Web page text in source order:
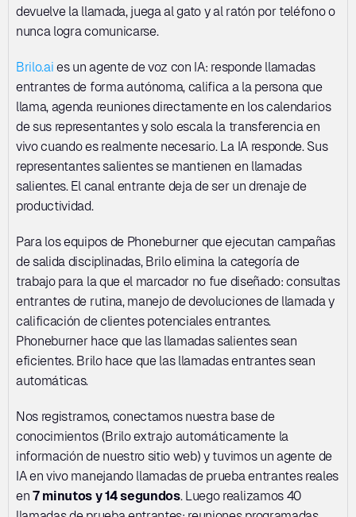
devuelve la llamada, juega al gato y al ratón por teléfono o
nunca logra comunicarse.
Brilo.ai es un agente de voz con IA: responde llamadas
entrantes de forma autónoma, califica a la persona que
llama, agenda reuniones directamente en los calendarios
de sus representantes y solo escala la transferencia en
vivo cuando es realmente necesario. La IA responde. Sus
representantes salientes se mantienen en llamadas
salientes. El canal entrante deja de ser un drenaje de
productividad.
Para los equipos de Phoneburner que ejecutan campañas
de salida disciplinadas, Brilo elimina la categoría de
trabajo para la que el marcador no fue diseñado: consultas
entrantes de rutina, manejo de devoluciones de llamada y
calificación de clientes potenciales entrantes.
Phoneburner hace que las llamadas salientes sean
eficientes. Brilo hace que las llamadas entrantes sean
automáticas.
Nos registramos, conectamos nuestra base de
conocimientos (Brilo extrajo automáticamente la
información de nuestro sitio web) y tuvimos un agente de
IA en vivo manejando llamadas de prueba entrantes reales
en 7 minutos y 14 segundos. Luego realizamos 40